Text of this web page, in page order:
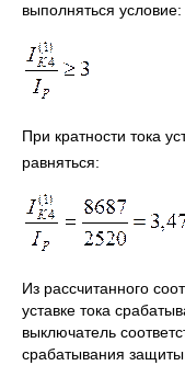
выполняться условие:
При кратности тока
равняться:
Из рассчитанного
уставке тока
выключатель
срабатывания защиты.